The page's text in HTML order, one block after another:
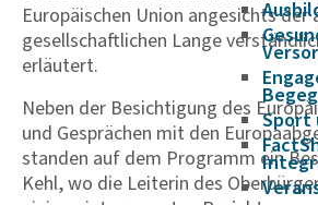
Sport
Europäischen Union angesichts
gesellschaftlichen Lange
erläutert.
Neben der Besichtigung des
und Gesprächen mit den
standen auf dem Programm ein
Kehl, wo die Leiterin des